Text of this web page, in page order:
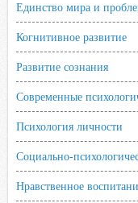
Единство мира и
Когнитивное развитие
Развитие сознания
Современные
Психология личности
Социально-
Нравственное